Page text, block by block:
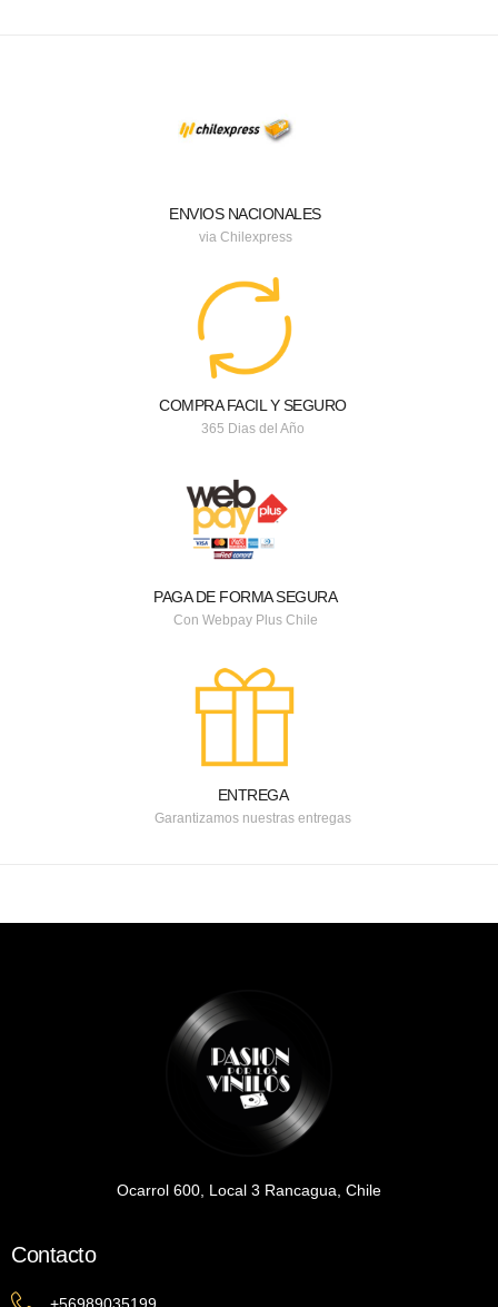
ENVIOS NACIONALES
via Chilexpress
COMPRA FACIL Y SEGURO
365 Dias del Año
PAGA DE FORMA SEGURA
Con Webpay Plus Chile
ENTREGA
Garantizamos nuestras entregas
Ocarrol 600, Local 3 Rancagua, Chile
Contacto
+56989035199